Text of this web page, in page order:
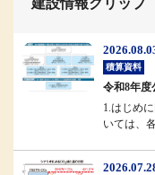
積算資料
令和8年度
1.はじめ
いては、